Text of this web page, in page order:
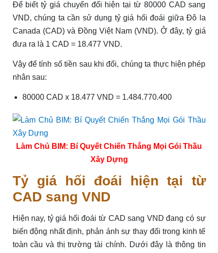
Để biết tỷ giá chuyển đổi hiện tại từ 80000 CAD sang
VND, chúng ta cần sử dụng tỷ giá hối đoái giữa Đô la
Canada (CAD) và Đồng Việt Nam (VND). Ở đây, tỷ giá
đưa ra là 1 CAD = 18.477 VND.
Vậy để tính số tiền sau khi đổi, chúng ta thực hiện phép
nhân sau:
80000 CAD x 18.477 VND = 1.484.770.400
Làm Chủ BIM: Bí Quyết Chiến Thắng Mọi Gói Thầu
Xây Dựng
Tỷ giá hối đoái hiện tại từ
CAD sang VND
Hiện nay, tỷ giá hối đoái từ CAD sang VND đang có sự
biến động nhất định, phản ánh sự thay đổi trong kinh tế
toàn cầu và thị trường tài chính. Dưới đây là thông tin